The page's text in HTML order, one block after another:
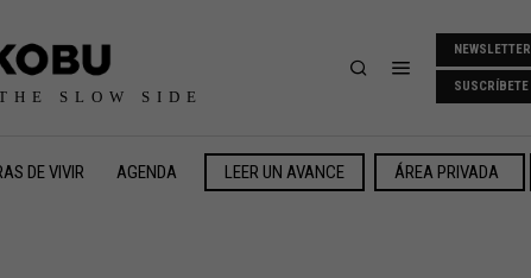
SLOW SIDE
NEWSLETTER
SUSCRÍBETE
DE VIVIR AGENDA LEER UN AVANCE ÁREA PRIVADA